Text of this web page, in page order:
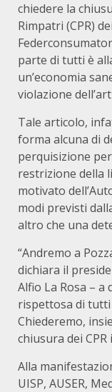
chiedere la
Rimpatri (CPR)
parte di tutti è
un’economia
violazione
Tale articolo,
forma alcuna di
perquisizione
restrizione della
motivato
modi previsti
altro che una
“Andremo a
dichiara il
Alfio La Rosa – a
rispettosa di
Chiederemo,
chiusura dei
Alla
UISP, AUSER,